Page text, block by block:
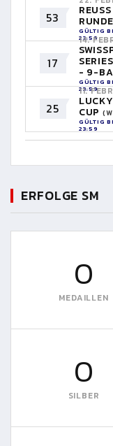
53
GÜLTIG
23:59
17
14.
- 9-
GÜLTIG
23:59
25
11.
CUP
GÜLTIG
23:59
ERFOLGE SM
0
MEDAILLEN
0
SILBER